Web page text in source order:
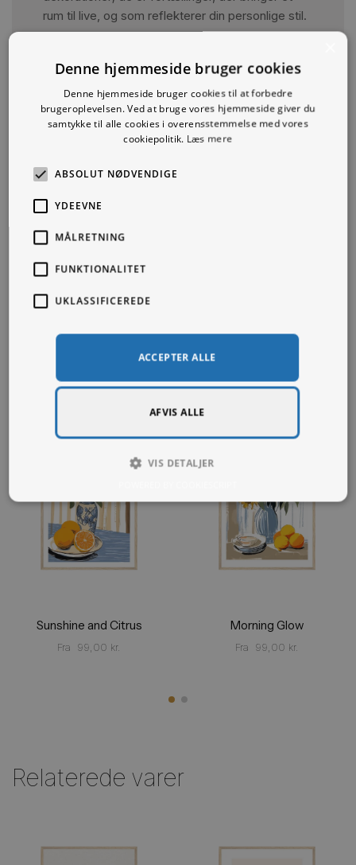
rum til live, og som reflekterer din personlige stil.
Du kunne også være
interesseret i...
Sunshine and Citrus
Fra 99,00 kr.
Morning Glow
Fra 99,00 kr.
Relaterede varer
Denne hjemmeside bruger cookies
Denne hjemmeside bruger cookies til at forbedre
brugeroplevelsen. Ved at bruge vores hjemmeside giver du
samtykke til alle cookies i overensstemmelse med vores
cookiepolitik. Læs mere
ABSOLUT NØDVENDIGE
YDEEVNE
MÅLRETNING
FUNKTIONALITET
UKLASSIFICEREDE
ACCEPTER ALLE
AFVIS ALLE
VIS DETALJER